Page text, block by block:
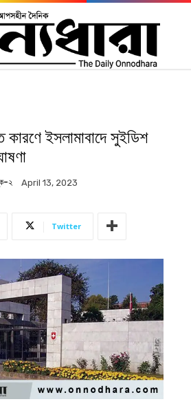
কারণে ইসলামাবাদে সুইডিশ
২ April 13, 2023
Twitter